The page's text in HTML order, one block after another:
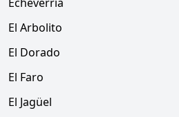
El Arbolito
El Dorado
El Faro
El Jagüel